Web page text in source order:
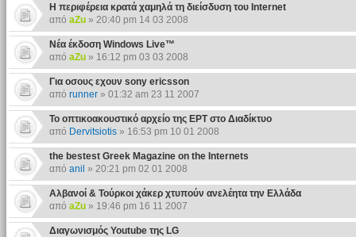
Η περιφέρεια κρατά χαμηλά τη διείσδυση του Internet
από aZu» 20:40 pm 14 03 2008
Νέα έκδοση Windows Live™
από aZu» 16:12 pm 03 03 2008
Για οσους εχουν sony ericsson
από runner» 01:32 am 23 11 2007
Το οπτικοακουστικό αρχείο της ΕΡΤ στο Διαδίκτυο
από Dervitsiotis» 16:53 pm 10 01 2008
the bestest Greek Magazine on the Internets
από anil » 20:21 pm 02 01 2008
Αλβανοί & Τούρκοι χάκερ χτυπούν ανελέητα την Eλλάδα
από aZu» 19:46 pm 16 11 2007
Διαγωνισμός Youtube της LG